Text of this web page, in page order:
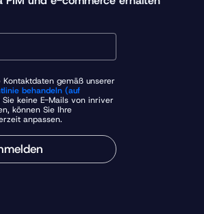
gemäß unserer
behandeln (auf
Sie keine E-Mails von inriver
können Sie Ihre
anpassen.